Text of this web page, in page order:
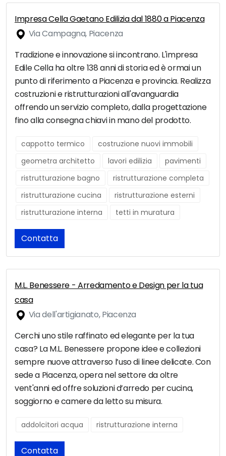
Impresa Cella Gaetano Edilizia dal 1880 a Piacenza
Via Campagna, Piacenza
Tradizione e innovazione si incontrano. L'impresa
Edile Cella ha oltre 138 anni di storia ed è ormai un
punto di riferimento a Piacenza e provincia. Realizza
costruzioni e ristrutturazioni all'avanguardia
offrendo un servizio completo, dalla progettazione
fino alla consegna chiavi in mano del prodotto.
cappotto termico
costruzione nuovi immobili
geometra architetto
lavori edilizia
pavimenti
ristrutturazione bagno
ristrutturazione completa
ristrutturazione cucina
ristrutturazione esterni
ristrutturazione interna
tetti in muratura
Contatta
M.L. Benessere - Arredamento e Design per la tua
casa
Via dell'artigianato, Piacenza
Cerchi uno stile raffinato ed elegante per la tua
casa? La M.L. Benessere propone idee e collezioni
sempre nuove attraverso l’uso di linee delicate. Con
sede a Piacenza, opera nel settore da oltre
vent'anni ed offre soluzioni d’arredo per cucina,
soggiorno e camere da letto su misura.
addolcitori acqua ristrutturazione interna
Contatta